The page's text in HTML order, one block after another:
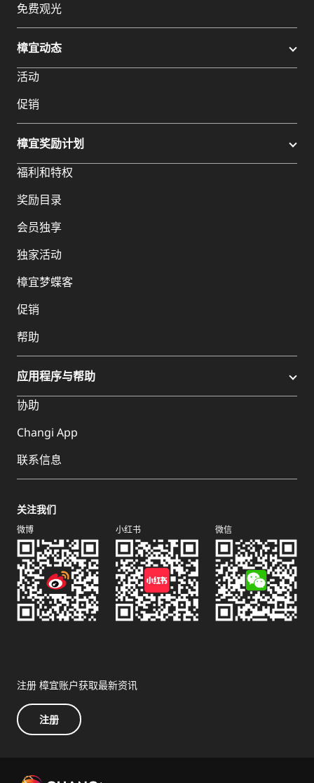
免费观光
樟宜动态
活动
促销
樟宜奖励计划
福利和特权
奖励目录
会员独享
独家活动
樟宜梦蝶客
促销
帮助
应用程序与帮助
协助
Changi App
联系信息
关注我们
微博 小红书 微信
注册 樟宜账户获取最新资讯
注册